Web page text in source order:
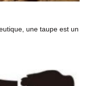
une taupe est un